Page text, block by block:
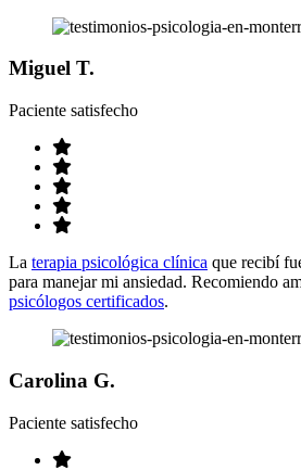
Miguel T.
Paciente satisfecho
La terapia psicológica clínica que recibí
para manejar mi ansiedad. Recomiendo
psicólogos certificados.
Carolina G.
Paciente satisfecho